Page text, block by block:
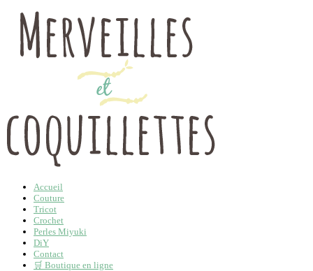
Accueil
Couture
Tricot
Crochet
Perles Miyuki
DiY
Contact
🛒 Boutique en ligne